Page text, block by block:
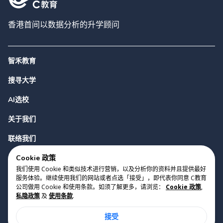
香港首间以数据分析的升学顾问
智禾教育
搜寻大学
AI选校
关于我们
联络我们
版权 2023 Cyclopes® •
使用条款
Cookie 政策
我们使用 Cookie 和类似技术进行营销，以及分析你的资料并且提供最好
服务体验。继续使用我们的网站或者点选「接受」，即代表你同意 C教育
公司做用 Cookie 和使用条款。如须了解更多，请浏览：
Cookie 政策,
私隐政策及 使用条款.
接受